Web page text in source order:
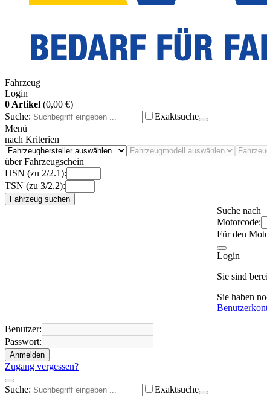
Fahrzeug
Login
0 Artikel (0,00 €)
Suche:
Exaktsuche
Menü
nach Kriterien
über Fahrzeugschein
HSN (zu 2/2.1):
TSN (zu 3/2.2):
Fahrzeug suchen
Suche nach
Motorcode:
Für den
Login
Sie sind
Sie haben
Benutzer:
Passwort:
Anmelden
Zugang vergessen?
Suche: Exaktsuche